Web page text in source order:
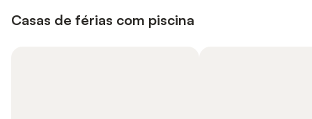
Casas de férias com piscina